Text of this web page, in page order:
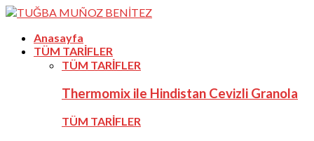
Anasayfa
TÜM TARİFLER
TÜM TARİFLER
Thermomix ile Hindistan Cevizli Granola
TÜM TARİFLER